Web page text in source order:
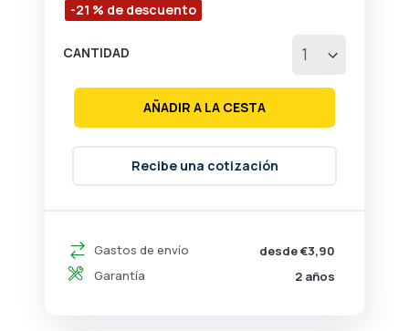
-21 % de descuento
Gastos de envío
desde €3,90
Garantía
2 años
CANTIDAD
AÑADIR A LA CESTA
Recibe una cotización